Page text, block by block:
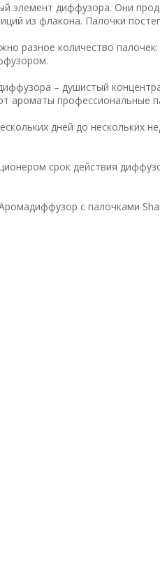
элемент диффузора. Они
из флакона. Палочки
разное количество
– душистый
ароматы профессиональные
дней до нескольких
срок действия
с палочками